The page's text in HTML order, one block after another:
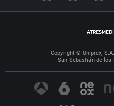
Copyright © Uniprex,
San Sebastián de los